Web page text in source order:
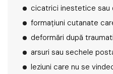
cicatrici inestetice sau
formațiuni cutanate
deformări după
arsuri sau sechele
leziuni care nu se